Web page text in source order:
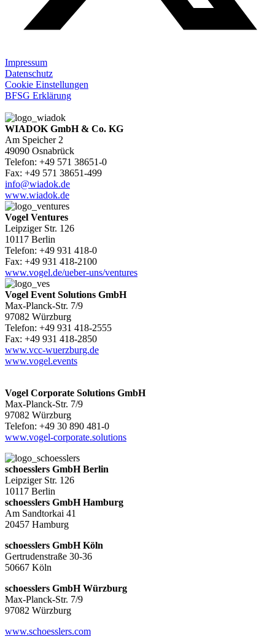
Impressum
Datenschutz
Cookie Einstellungen
BFSG Erklärung
WIADOK GmbH & Co. KG
Am Speicher 2
49090 Osnabrück
Telefon: +49 571 38651-0
Fax: +49 571 38651-499
info@wiadok.de
www.wiadok.de
Vogel Ventures
Leipziger Str. 126
10117 Berlin
Telefon: +49 931 418-0
Fax: +49 931 418-2100
www.vogel.de/ueber-uns/ventures
Vogel Event Solutions GmbH
Max-Planck-Str. 7/9
97082 Würzburg
Telefon: +49 931 418-2555
Fax: +49 931 418-2850
www.vcc-wuerzburg.de
www.vogel.events
Vogel Corporate Solutions GmbH
Max-Planck-Str. 7/9
97082 Würzburg
Telefon: +49 30 890 481-0
www.vogel-corporate.solutions
schoesslers GmbH Berlin
Leipziger Str. 126
10117 Berlin
schoesslers GmbH Hamburg
Am Sandtorkai 41
20457 Hamburg
schoesslers GmbH Köln
Gertrudenstraße 30-36
50667 Köln
schoesslers GmbH Würzburg
Max-Planck-Str. 7/9
97082 Würzburg
www.schoesslers.com